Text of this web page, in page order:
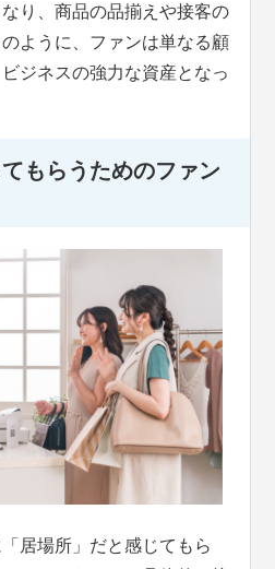
り、商品の品揃えや接客の
ように、ファンは単なる顧
ジネスの強力な資産となっ
てもらうためのファン
居場所」だと感じてもら